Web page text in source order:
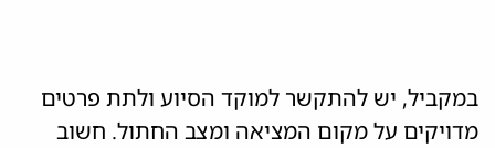
במקביל, יש להתקשר למוקד הסיוע ולתת פרטים
מדויקים על מקום המציאה ומצב החתול. חשוב